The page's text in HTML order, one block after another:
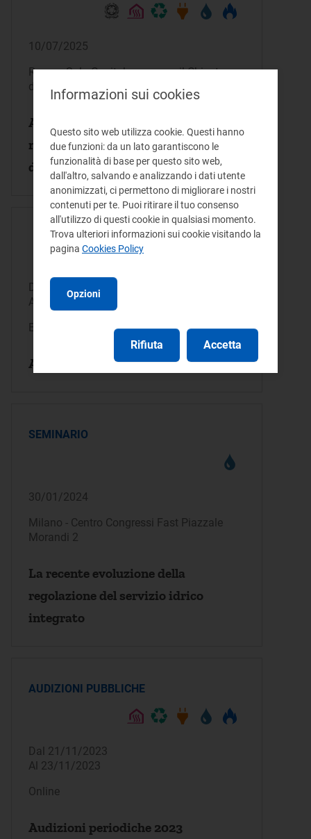
10/07/2025
Roma - Sala Capitolare presso il Chiostro
del Convento di Santa Maria sopra Minerva
Autorità indipendenti e governance
multilivello: il diritto e l’economia
della regolazione nel XXI secolo
Dal 25/11/2024
Al 26/11/2024
Evento online
Audizioni periodiche ARERA 2024
SEMINARIO
30/01/2024
Milano - Centro Congressi Fast Piazzale
Morandi 2
La recente evoluzione della
regolazione del servizio idrico
integrato
AUDIZIONI PUBBLICHE
Dal 21/11/2023
Al 23/11/2023
Online
Audizioni periodiche 2023
Informazioni sui cookies
Questo sito web utilizza cookie. Questi hanno
due funzioni: da un lato garantiscono le
funzionalità di base per questo sito web,
dall'altro, salvando e analizzando i dati utente
anonimizzati, ci permettono di migliorare i nostri
contenuti per te. Puoi ritirare il tuo consenso
all'utilizzo di questi cookie in qualsiasi momento.
Trova ulteriori informazioni sui cookie visitando la
pagina Cookies Policy
Opzioni
Rifiuta Accetta